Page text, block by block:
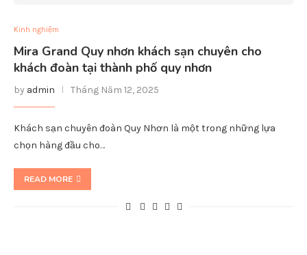
Kinh nghiệm
Mira Grand Quy nhơn khách sạn chuyên cho
khách đoàn tại thành phố quy nhơn
by admin Tháng Năm 12, 2025
Khách sạn chuyên đoàn Quy Nhơn là một trong những lựa
chọn hàng đầu cho…
READ MORE